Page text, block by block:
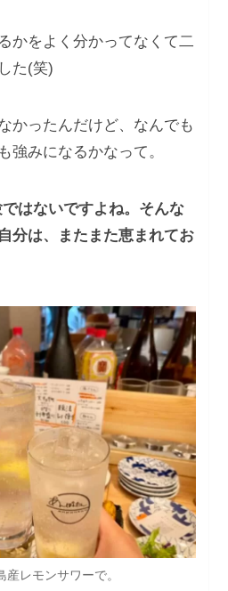
かをよく分かってなくて二
た(笑)
かったんだけど、なんでも
強みになるかなって。
はないですよね。そんな
分は、またまた恵まれてお
産レモンサワーで。